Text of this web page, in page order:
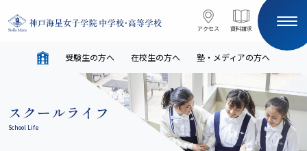
アクセス 資料請求
アクセス 資料請求
HOME
受験生の方へ 在校生の方へ 塾・メディアの方へ
スクールライフ
School Life